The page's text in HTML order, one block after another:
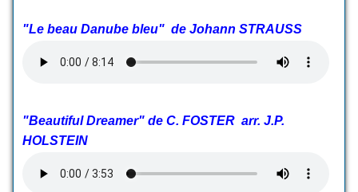
"Le beau Danube bleu" de Johann STRAUSS
"Beautiful Dreamer" de C. FOSTER arr. J.P.
HOLSTEIN